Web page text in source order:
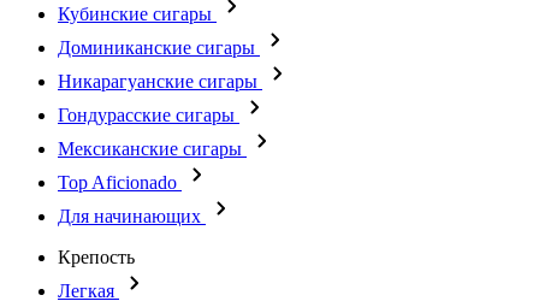
Кубинские сигары
Доминиканские сигары
Никарагуанские сигары
Гондурасские сигары
Мексиканские сигары
Top Aficionado
Для начинающих
Крепость
Легкая